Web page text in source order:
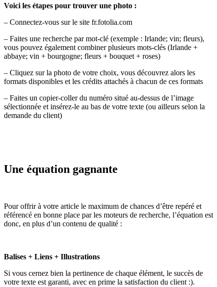
Voici les étapes pour trouver une photo :
– Connectez-vous sur le site fr.fotolia.com
– Faites une recherche par mot-clé (exemple : Irlande; vin; fleurs),
vous pouvez également combiner plusieurs mots-clés (Irlande +
abbaye; vin + bourgogne; fleurs + bouquet + roses)
– Cliquez sur la photo de votre choix, vous découvrez alors les
formats disponibles et les crédits attachés à chacun de ces formats
– Faites un copier-coller du numéro situé au-dessus de l’image
sélectionnée et insérez-le au bas de votre texte (ou ailleurs selon la
demande du client)
Une équation gagnante
Pour offrir à votre article le maximum de chances d’être repéré et
référencé en bonne place par les moteurs de recherche, l’équation est
donc, en plus d’un contenu de qualité :
Balises + Liens + Illustrations
Si vous cernez bien la pertinence de chaque élément, le succès de
votre texte est garanti, avec en prime la satisfaction du client :).